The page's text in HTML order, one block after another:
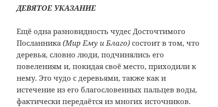
ДЕВЯТОЕ УКАЗАНИЕ
Ещё одна разновидность чудес Досточтимого
Посланника(Мир Ему и Благо) состоит в том, что
деревья, словно люди, подчинялись его
повелениям и, покидая своё место, приходили к
нему. Это чудо с деревьями, также как и
истечение из его благословенных пальцев воды,
фактически передаётся из многих источников.